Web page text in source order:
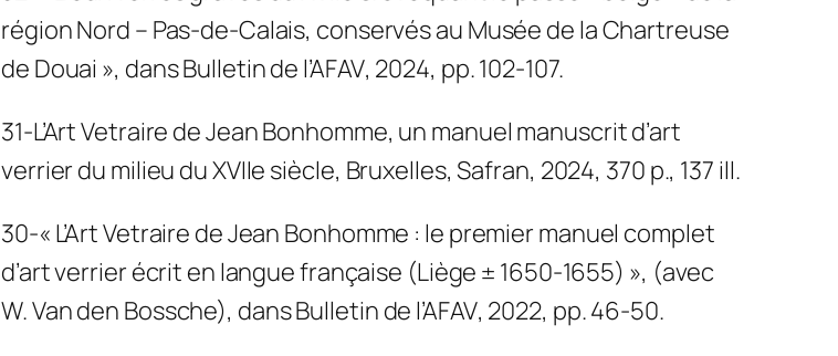
région Nord – Pas-de-Calais, conservés au Musée de la Chartreuse
de Douai », dansBulletin de l’AFAV, 2024, pp. 102-107.
31-L’Art Vetraire de Jean Bonhomme, un manuel manuscrit d’art
verrier du milieu du XVIIe siècle, Bruxelles, Safran, 2024, 370 p., 137 ill.
30-« L’Art Vetraire de Jean Bonhomme : le premier manuel complet
d’art verrier écrit en langue française (Liège ± 1650-1655) », (avec
W. Van den Bossche), dansBulletin de l’AFAV, 2022, pp. 46-50.